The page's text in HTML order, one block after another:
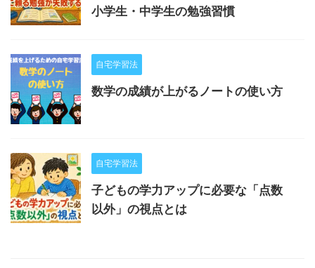
小学生・中学生の勉強習慣
自宅学習法
数学の成績が上がるノートの使い方
自宅学習法
子どもの学力アップに必要な「点数
以外」の視点とは